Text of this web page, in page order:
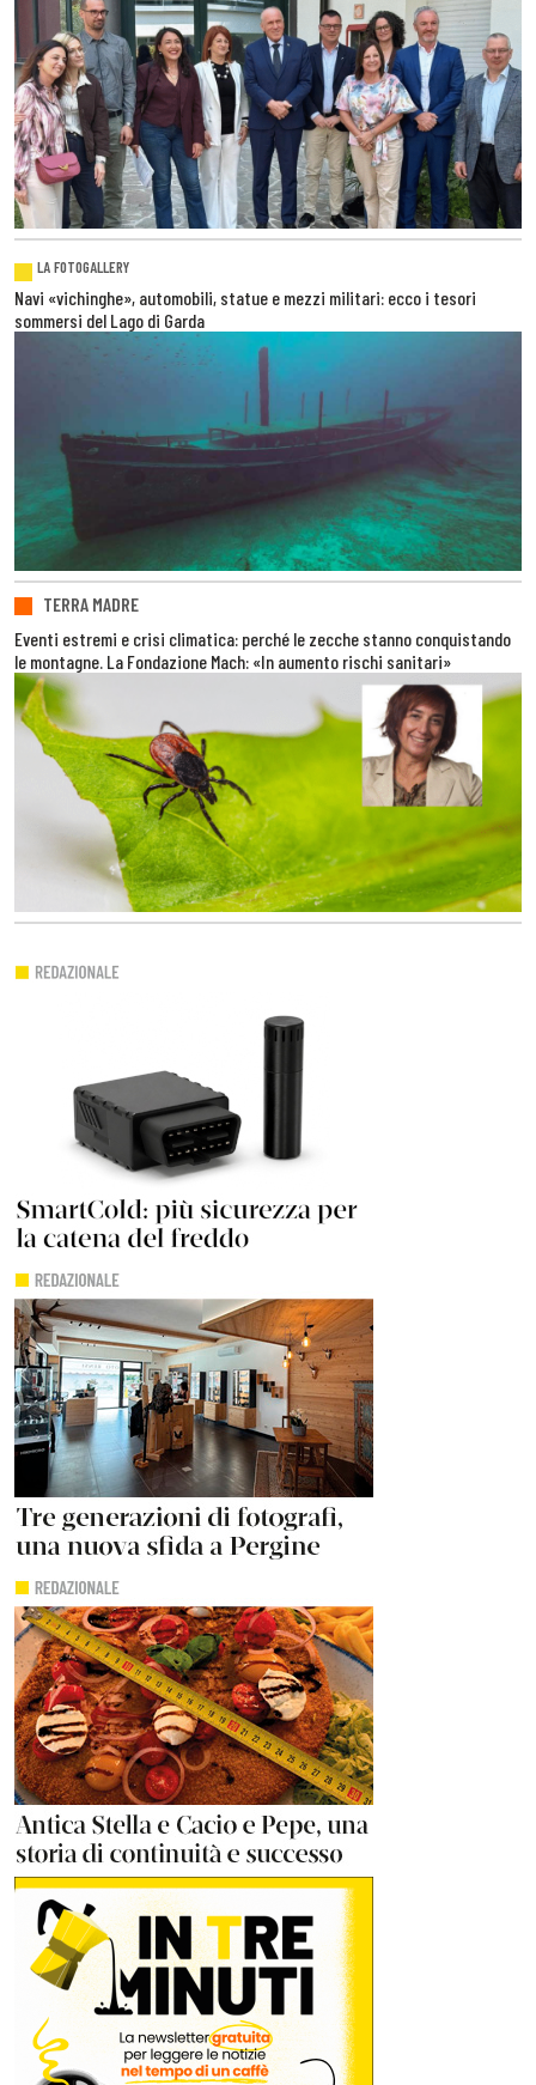
LA FOTOGALLERY
Navi «vichinghe», automobili, statue e mezzi militari: ecco i tesori
sommersi del Lago di Garda
TERRA MADRE
Eventi estremi e crisi climatica: perché le zecche stanno conquistando
le montagne. La Fondazione Mach: «In aumento rischi sanitari»